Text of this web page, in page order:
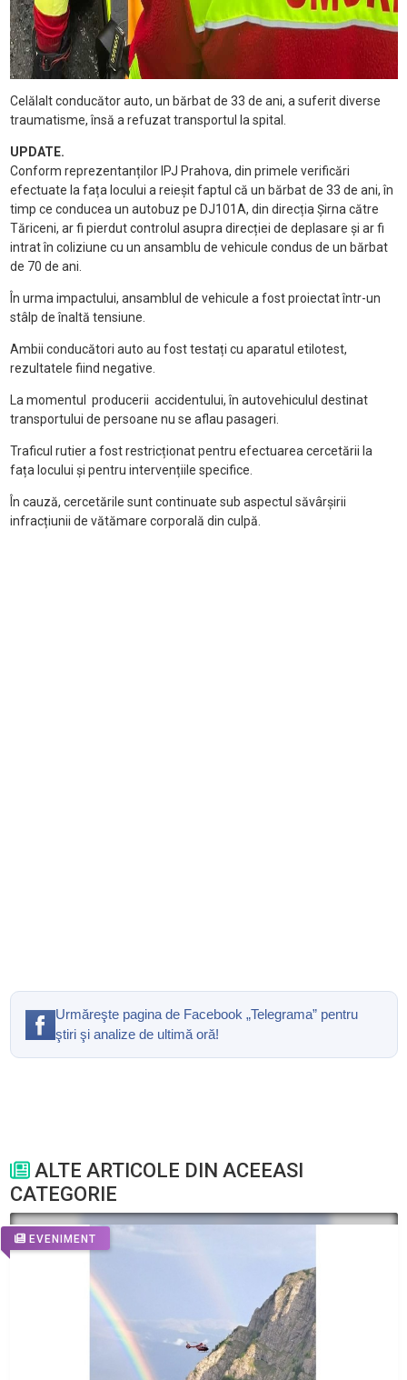
Celălalt conducător auto, un bărbat de 33 de ani, a suferit diverse
traumatisme, însă a refuzat transportul la spital.
UPDATE.
Conform reprezentanților IPJ Prahova, din primele verificări
efectuate la fața locului a reieșit faptul că un bărbat de 33 de ani, în
timp ce conducea un autobuz pe DJ101A, din direcția Șirna către
Tăriceni, ar fi pierdut controlul asupra direcției de deplasare și ar fi
intrat în coliziune cu un ansamblu de vehicule condus de un bărbat
de 70 de ani.
În urma impactului, ansamblul de vehicule a fost proiectat într-un
stâlp de înaltă tensiune.
Ambii conducători auto au fost testați cu aparatul etilotest,
rezultatele fiind negative.
La momentul producerii accidentului, în autovehiculul destinat
transportului de persoane nu se aflau pasageri.
Traficul rutier a fost restricționat pentru efectuarea cercetării la
fața locului și pentru intervențiile specifice.
În cauză, cercetările sunt continuate sub aspectul săvârșirii
infracțiunii de vătămare corporală din culpă.
Urmăreşte pagina de Facebook „Telegrama” pentru
ştiri şi analize de ultimă oră!
ALTE ARTICOLE DIN ACEEASI
CATEGORIE
EVENIMENT